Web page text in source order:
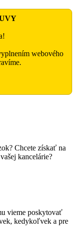
webového
Chcete získať na
kancelárie?
vieme poskytovať
kedykoľvek a pre